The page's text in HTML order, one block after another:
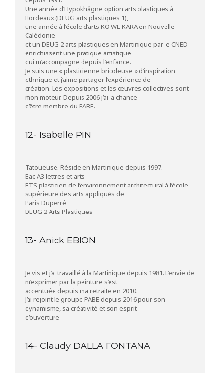
Une année d’Hypokhâgne option arts plastiques à
Bordeaux (DEUG arts plastiques 1),
une année à l’école d’arts KO WE KARA en Nouvelle
Calédonie
et un DEUG 2 arts plastiques en Martinique par le CNED
enrichissent une pratique artistique
qui m’accompagne depuis l’enfance.
Je suis une « plasticienne bricoleuse » d’inspiration
ethnique et j’aime partager l’expérience de
création. Les expositions et les œuvres collectives sont
mon moteur. Depuis 2006 j’ai la chance
d’être membre du PABE.
12- Isabelle PIN
Tatoueuse. Réside en Martinique depuis 1997.
Bac A3 lettres et arts
BTS plasticien de l’environnement architectural à l’école
supérieure des arts appliqués de
Paris Duperré
DEUG 2 Arts Plastiques
13- Anick EBION
Je vis et j’ai travaillé à la Martinique depuis 1981. L’envie de
m’exprimer par la peinture s’est
accentuée depuis ma retraite en 2010.
J’ai rejoint le groupe PABE depuis 2016 pour son
dynamisme, sa créativité et son esprit
d’ouverture
14- Claudy DALLA FONTANA